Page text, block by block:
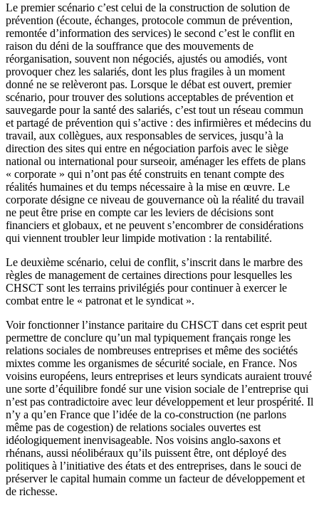
Le premier scénario c’est celui de la construction de solution de
prévention (écoute, échanges, protocole commun de prévention,
remontée d’information des services) le second c’est le conflit en
raison du déni de la souffrance que des mouvements de
réorganisation, souvent non négociés, ajustés ou amodiés, vont
provoquer chez les salariés, dont les plus fragiles à un moment
donné ne se relèveront pas. Lorsque le débat est ouvert, premier
scénario, pour trouver des solutions acceptables de prévention et
sauvegarde pour la santé des salariés, c’est tout un réseau commun
et partagé de prévention qui s’active : des infirmières et médecins du
travail, aux collègues, aux responsables de services, jusqu’à la
direction des sites qui entre en négociation parfois avec le siège
national ou international pour surseoir, aménager les effets de plans
« corporate » qui n’ont pas été construits en tenant compte des
réalités humaines et du temps nécessaire à la mise en œuvre. Le
corporate désigne ce niveau de gouvernance où la réalité du travail
ne peut être prise en compte car les leviers de décisions sont
financiers et globaux, et ne peuvent s’encombrer de considérations
qui viennent troubler leur limpide motivation : la rentabilité.
Le deuxième scénario, celui de conflit, s’inscrit dans le marbre des
règles de management de certaines directions pour lesquelles les
CHSCT sont les terrains privilégiés pour continuer à exercer le
combat entre le « patronat et le syndicat ».
Voir fonctionner l’instance paritaire du CHSCT dans cet esprit peut
permettre de conclure qu’un mal typiquement français ronge les
relations sociales de nombreuses entreprises et même des sociétés
mixtes comme les organismes de sécurité sociale, en France. Nos
voisins européens, leurs entreprises et leurs syndicats auraient trouvé
une sorte d’équilibre fondé sur une vision sociale de l’entreprise qui
n’est pas contradictoire avec leur développement et leur prospérité. Il
n’y a qu’en France que l’idée de la co-construction (ne parlons
même pas de cogestion) de relations sociales ouvertes est
idéologiquement inenvisageable. Nos voisins anglo-saxons et
rhénans, aussi néolibéraux qu’ils puissent être, ont déployé des
politiques à l’initiative des états et des entreprises, dans le souci de
préserver le capital humain comme un facteur de développement et
de richesse.